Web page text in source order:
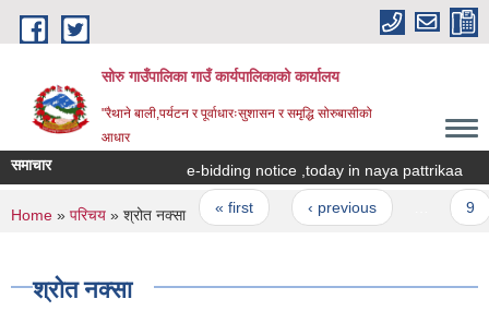
Skip to main content
सोरु गाउँपालिका गाउँ कार्यपालिकाको कार्यालय
"रैथाने बाली,पर्यटन र पूर्वाधारःसुशासन र समृद्धि सोरुबासीको
आधार
समाचार e-bidding notice ,today in naya pattrikaa
Pages
« first ‹ previous
You are here
Home » परिचय » श्रोत नक्सा
श्रोत नक्सा